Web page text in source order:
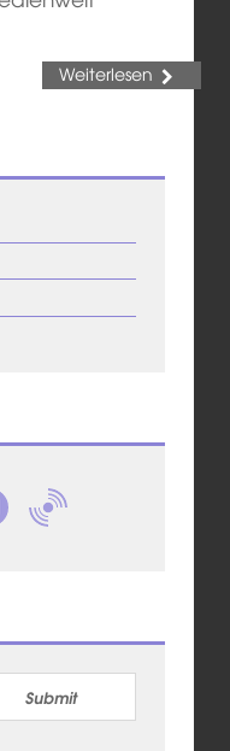
Weiterlesen
Submit